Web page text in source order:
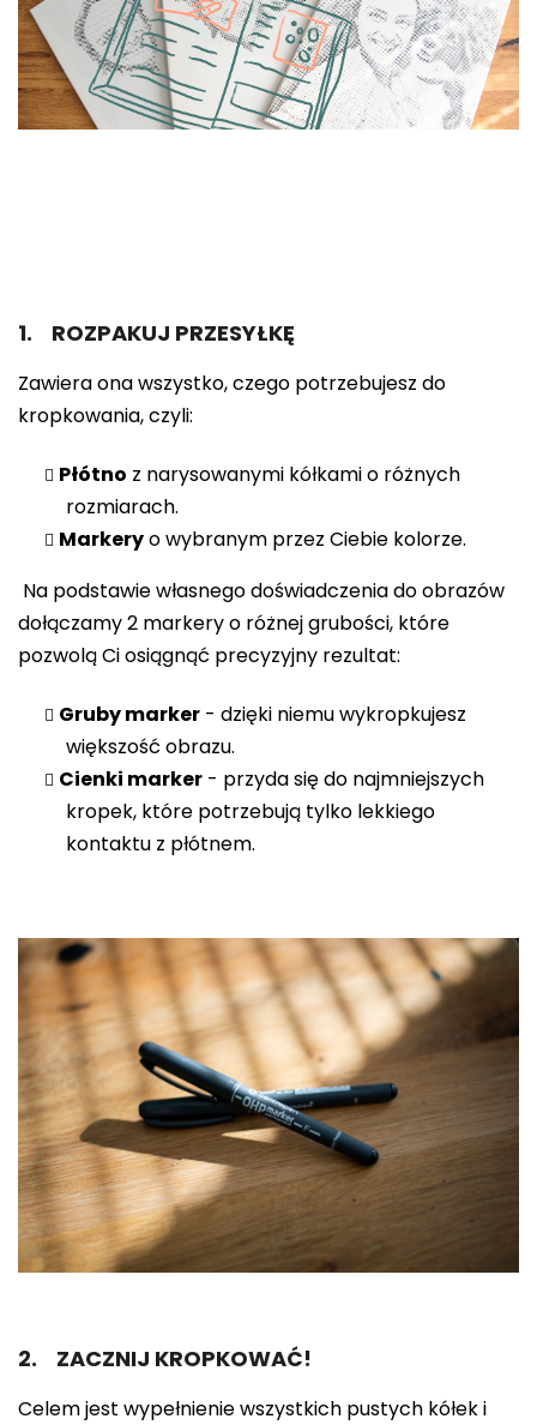
1. ROZPAKUJ PRZESYŁKĘ
Zawiera ona wszystko, czego potrzebujesz do
kropkowania, czyli:
Płótno z narysowanymi kółkami o różnych
rozmiarach.
Markeryo wybranym przez Ciebie kolorze.
Na podstawie własnego doświadczenia do obrazów
dołączamy 2 markery o różnej grubości, które
pozwolą Ci osiągnąć precyzyjny rezultat:
Gruby marker - dzięki niemu wykropkujesz
większość obrazu.
Cienki marker - przyda się do najmniejszych
kropek, które potrzebują tylko lekkiego
kontaktu z płótnem.
2. ZACZNIJ KROPKOWAĆ!
Celem jest wypełnienie wszystkich pustych kółek i